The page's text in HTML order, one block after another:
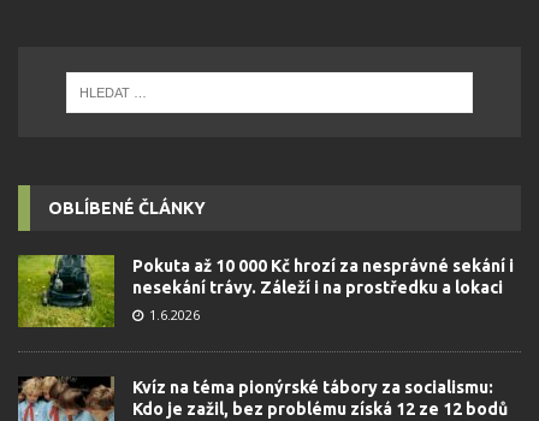
OBLÍBENÉ ČLÁNKY
Pokuta až 10 000 Kč hrozí za nesprávné sekání i
nesekání trávy. Záleží i na prostředku a lokaci
1.6.2026
Kvíz na téma pionýrské tábory za socialismu:
Kdo je zažil, bez problému získá 12 ze 12 bodů